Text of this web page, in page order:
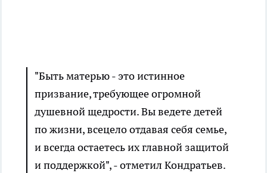
"Быть матерью - это истинное
призвание, требующее огромной
душевной щедрости. Вы ведете детей
по жизни, всецело отдавая себя семье,
и всегда остаетесь их главной защитой
и поддержкой", - отметил Кондратьев.